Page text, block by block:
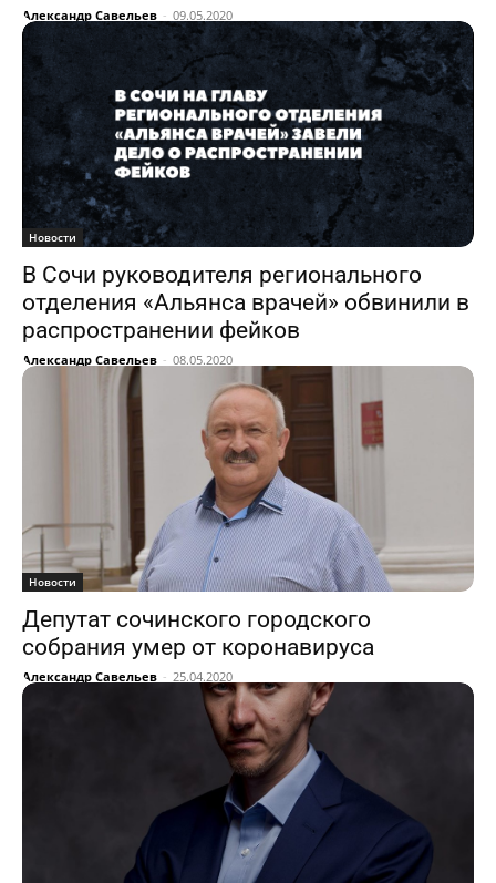
Александр Савельев - 09.05.2020
Новости
В Сочи руководителя регионального
отделения «Альянса врачей» обвинили в
распространении фейков
Александр Савельев - 08.05.2020
Новости
Депутат сочинского городского
собрания умер от коронавируса
Александр Савельев - 25.04.2020